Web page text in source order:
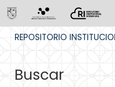
REPOSITORIO
Buscar